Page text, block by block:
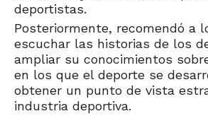
deportistas.
Posteriormente, recomendó a
escuchar las historias de los
ampliar su conocimientos
en los que el deporte se
obtener un punto de vista
industria deportiva.